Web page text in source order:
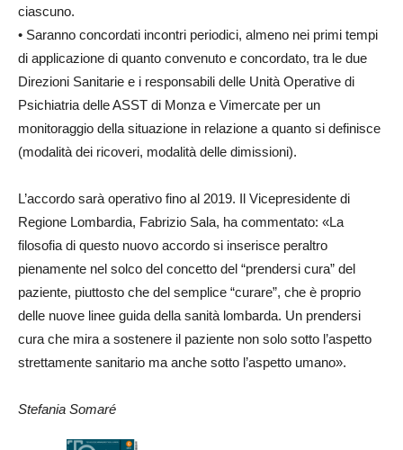
ciascuno.
• Saranno concordati incontri periodici, almeno nei primi tempi
di applicazione di quanto convenuto e concordato, tra le due
Direzioni Sanitarie e i responsabili delle Unità Operative di
Psichiatria delle ASST di Monza e Vimercate per un
monitoraggio della situazione in relazione a quanto si definisce
(modalità dei ricoveri, modalità delle dimissioni).
L’accordo sarà operativo fino al 2019. Il Vicepresidente di
Regione Lombardia, Fabrizio Sala, ha commentato: «La
filosofia di questo nuovo accordo si inserisce peraltro
pienamente nel solco del concetto del “prendersi cura” del
paziente, piuttosto che del semplice “curare”, che è proprio
delle nuove linee guida della sanità lombarda. Un prendersi
cura che mira a sostenere il paziente non solo sotto l’aspetto
strettamente sanitario ma anche sotto l’aspetto umano».
Stefania Somaré